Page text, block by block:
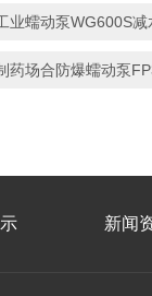
业蠕动泵WG600S
药场合防爆蠕动泵
新闻